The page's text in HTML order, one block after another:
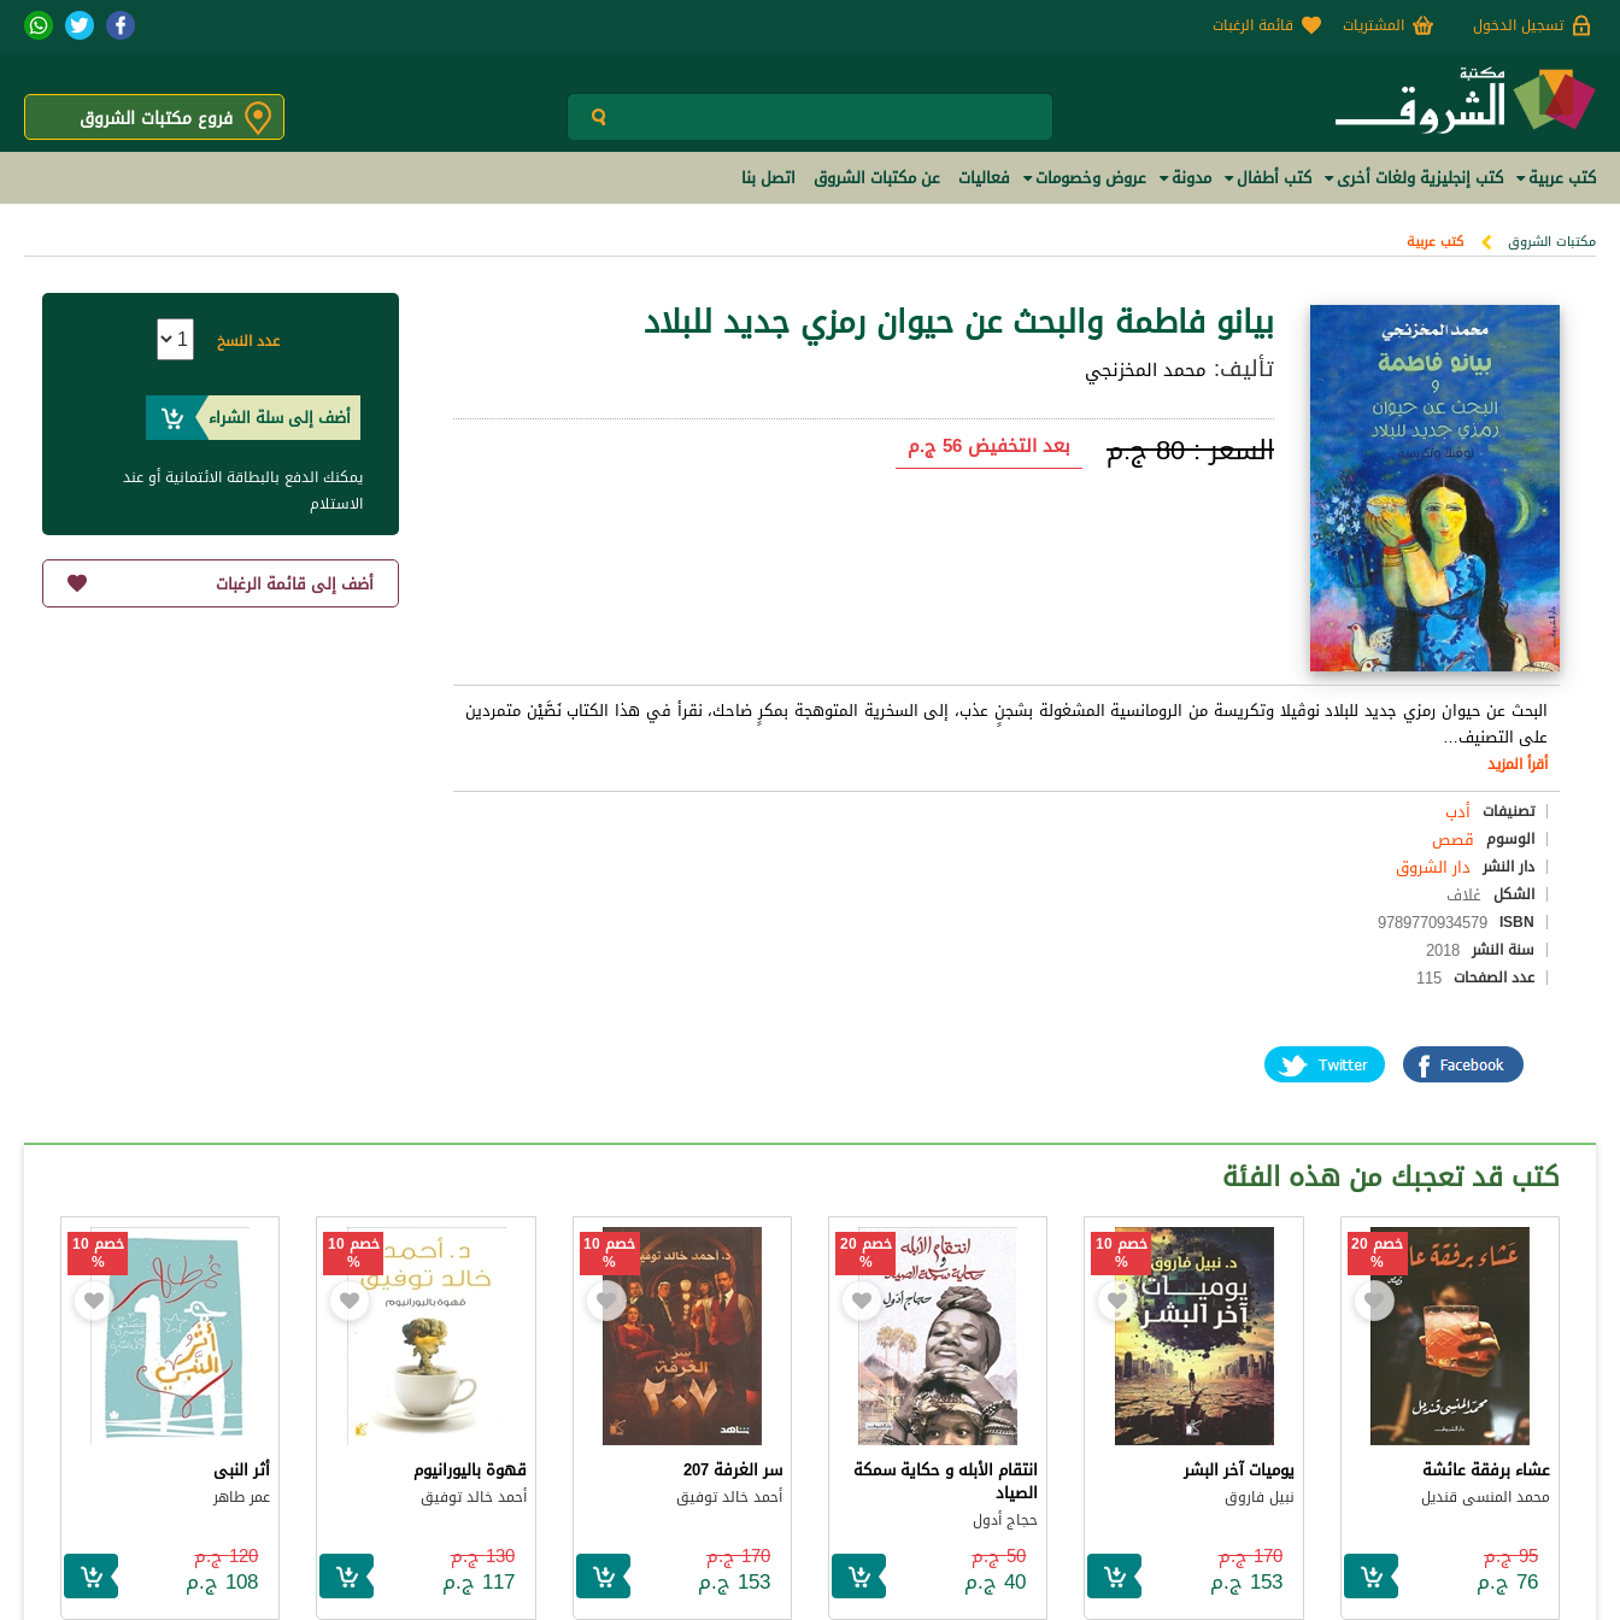
تسجيل الدخول المشتريات قائمة الرغبات
فروع مكتبات الشروق
كتب عربية كتب إنجليزية ولغات أخرى كتب أطفال مدونة عروض وخصومات فعاليات عن مكتبات الشروق اتصل بنا
مكتبات الشروق كتب عربية
بيانو فاطمة والبحث عن حيوان رمزي جديد للبلاد
تأليف: محمد المخزنجي
السعر :80 ج.م بعد التخفيض 56 ج.م
البحث عن حيوان رمزي جديد للبلاد نوڨيلا وتكريسة من الرومانسية المشغولة بشجنٍ عذب، إلى السخرية المتوهجة بمكرٍ ضاحك، نقرأ في هذا الكتاب نَصَّيْن متمردين
على التصنيف…
أقرأ المزيد
تصنيفات أدب
الوسوم قصص
دار النشر دار الشروق
الشكل غلاف
ISBN
9789770934579
سنة النشر 2018
عدد الصفحات 115
عدد النسخ
أضف إلى سلة الشراء
يمكنك الدفع بالبطاقة الائتمانية أو عند
الاستلام
أضف إلى قائمة الرغبات
كتب قد تعجبك من هذه الفئة
خصم 20
%
عشاء برفقة عائشة
محمد المنسى قنديل
95 ج.م
76 ج.م
خصم 10
%
يوميات آخر البشر
نبيل فاروق
170 ج.م
153 ج.م
خصم 20
%
انتقام الأبله و حكاية سمكة
الصياد
حجاج أدول
50 ج.م
40 ج.م
خصم 10
%
سر الغرفة 207
أحمد خالد توفيق
170 ج.م
153 ج.م
خصم 10
%
قهوة باليورانيوم
أحمد خالد توفيق
130 ج.م
117 ج.م
خصم 10
%
أثر النبى
عمر طاهر
120 ج.م
108 ج.م